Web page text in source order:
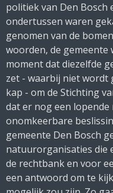
politiek van Den Bosch
ondertussen waren
genomen van de
woorden, de gemeente
moment dat diezelfde
zet - waarbij niet wordt
kap - om de Stichting
dat er nog een lopende
onomkeerbare
gemeente Den Bosch
natuurorganisaties die
de rechtbank en voor
een antwoord om te